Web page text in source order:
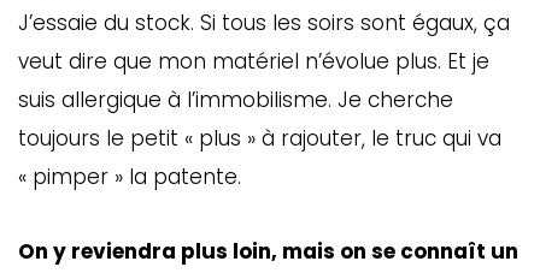
J’essaie du stock. Si tous les soirs sont égaux, ça
veut dire que mon matériel n’évolue plus. Et je
suis allergique à l’immobilisme. Je cherche
toujours le petit « plus » à rajouter, le truc qui va
« pimper » la patente.
On y reviendra plus loin, mais on se connaît un